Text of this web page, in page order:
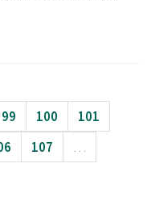
99 100
101
107
…